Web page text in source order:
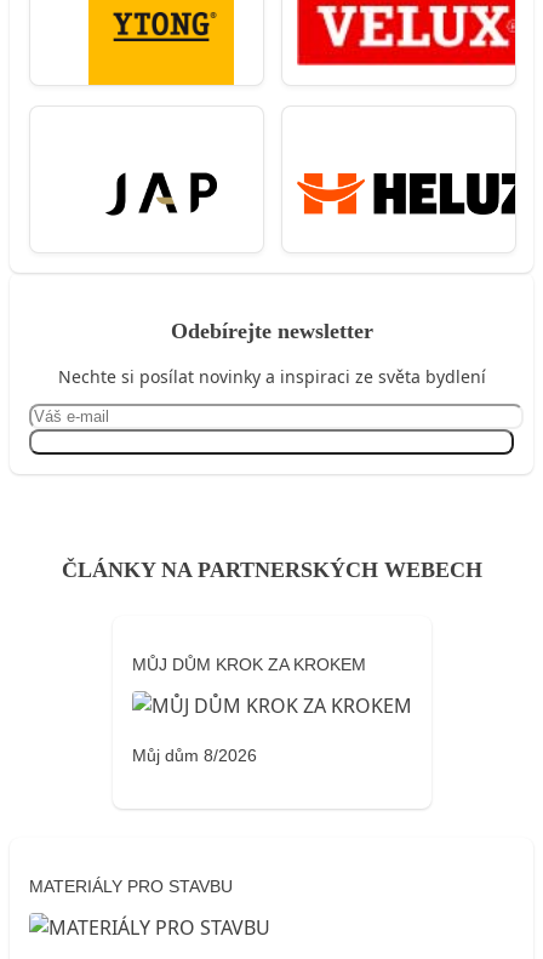
Odebírejte newsletter
Nechte si posílat novinky a inspiraci ze světa bydlení
ČLÁNKY NA PARTNERSKÝCH WEBECH
MŮJ DŮM KROK ZA KROKEM
Můj dům 8/2026
MATERIÁLY PRO STAVBU